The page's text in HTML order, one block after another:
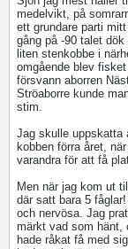
medelvikt, på
ett grundare parti
gång på -90 talet
liten stenkobbe i
omgående blev
försvann aborren
Ströaborre kunde
stim.
Jag skulle uppskatta
kobben förra året,
varandra för att få
Men när jag kom ut
där satt bara 5
och nervösa. Jag
märkt vad som hänt,
hade råkat få med